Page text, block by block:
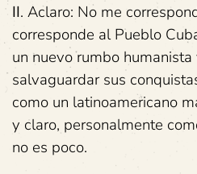
II. Aclaro: No me
corresponde al Pueblo
un nuevo rumbo
salvaguardar sus
como un latinoamericano
y claro, personalmente
no es poco.